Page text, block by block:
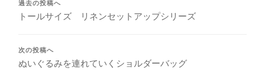
過去の投稿へ
トールサイズ リネンセットアップシリーズ
次の投稿へ
ぬいぐるみを連れていくショルダーバッグ